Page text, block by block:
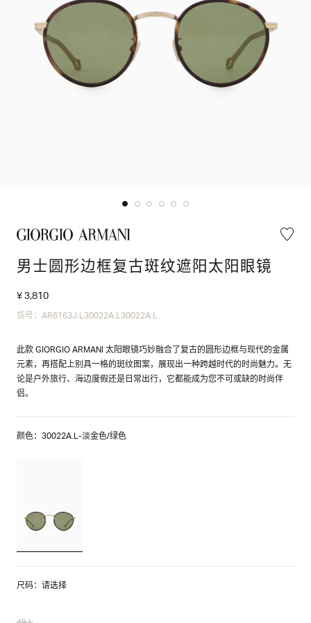
男士圆形边框复古斑纹遮阳太阳眼镜
¥ 3,810
货号：AR6163J.L30022A.L30022A.L
此款 GIORGIO ARMANI 太阳眼镜巧妙融合了复古的圆形边框与现代的金属
元素，再搭配上别具一格的斑纹图案，展现出一种跨越时代的时尚魅力。无
论是户外旅行、海边度假还是日常出行，它都能成为您不可或缺的时尚伴
侣。
颜色：30022A.L-淡金色/绿色
尺码：请选择